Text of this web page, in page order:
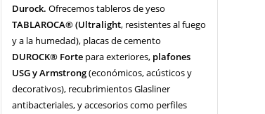
Durock. Ofrecemos tableros de yeso
TABLAROCA® (Ultralight, resistentes al fuego
y a la humedad), placas de cemento
DUROCK® Forte para exteriores, plafones
USG y Armstrong(económicos, acústicos y
decorativos), recubrimientos Glasliner
antibacteriales, y accesorios como perfiles